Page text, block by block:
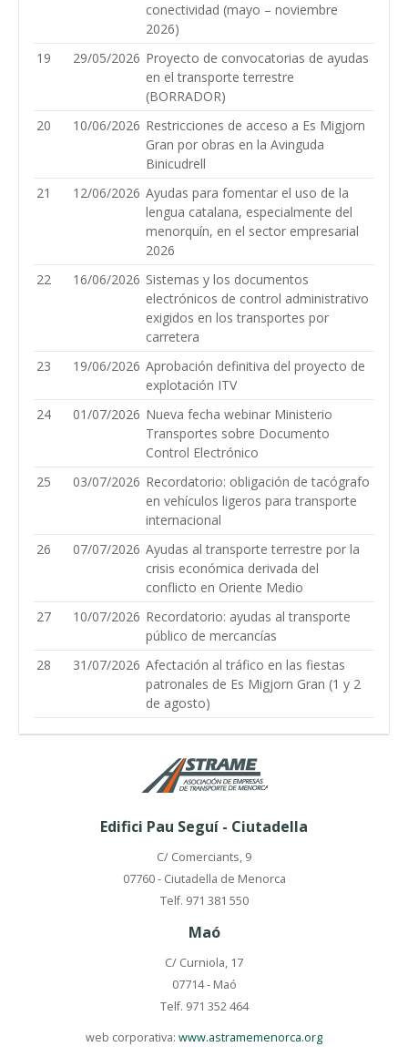
conectividad (mayo – noviembre
2026)
19
29/05/2026 Proyecto de convocatorias de ayudas
en el transporte terrestre
(BORRADOR)
20
10/06/2026 Restricciones de acceso a Es Migjorn
Gran por obras en la Avinguda
Binicudrell
21
12/06/2026 Ayudas para fomentar el uso de la
lengua catalana, especialmente del
menorquín, en el sector empresarial
2026
22
16/06/2026 Sistemas y los documentos
electrónicos de control administrativo
exigidos en los transportes por
carretera
23
19/06/2026 Aprobación definitiva del proyecto de
explotación ITV
24
01/07/2026 Nueva fecha webinar Ministerio
Transportes sobre Documento
Control Electrónico
25
03/07/2026 Recordatorio: obligación de tacógrafo
en vehículos ligeros para transporte
internacional
26
07/07/2026 Ayudas al transporte terrestre por la
crisis económica derivada del
conflicto en Oriente Medio
27
10/07/2026 Recordatorio: ayudas al transporte
público de mercancías
28
31/07/2026 Afectación al tráfico en las fiestas
patronales de Es Migjorn Gran (1 y 2
de agosto)
Edifici Pau Seguí - Ciutadella
C/ Comerciants, 9
07760 - Ciutadella de Menorca
Telf. 971 381 550
Maó
C/ Curniola, 17
07714 - Maó
Telf. 971 352 464
web corporativa: www.astramemenorca.org